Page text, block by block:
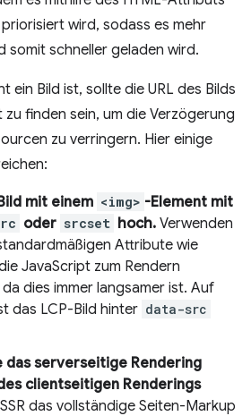
wird, sodass es mehr
somit schneller geladen wird.
ein Bild ist, sollte die URL des Bilds
finden sein, um die Verzögerung
zu verringern. Hier einige
mit einem <img> -Element mit
oder srcset hoch. Verwenden
Attribute wie
JavaScript zum Rendern
dies immer langsamer ist. Auf
das LCP-Bild hinter data-src
das serverseitige Rendering
clientseitigen Renderings
das vollständige Seiten-Markup